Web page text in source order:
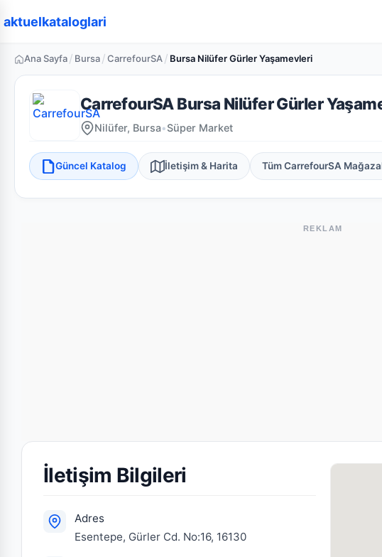
aktuelkataloglari
Ana Sayfa/ Bursa/CarrefourSA/ Bursa Nilüfer Gürler Yaşamevleri
CarrefourSA Bursa Nilüfer Gürler
Nilüfer, Bursa•Süper Market
Güncel Katalog İletişim & Harita Tüm CarrefourSA
REKLAM
İletişim Bilgileri
Adres
Esentepe, Gürler Cd. No:16, 16130